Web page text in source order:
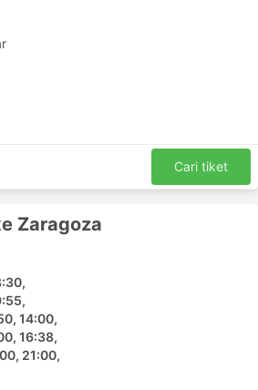
- Montpelier
- Madrid
Cari tiket
Zaragoza
14:00,
16:38,
21:00,